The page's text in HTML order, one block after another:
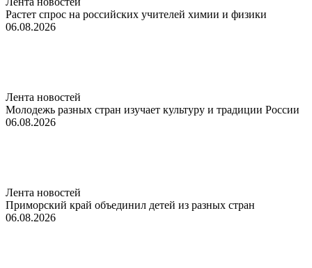
Растет спрос на российских учителей химии и физики
06.08.2026
Лента новостей
Молодежь разных стран изучает культуру и традиции России
06.08.2026
Лента новостей
Приморский край объединил детей из разных стран
06.08.2026